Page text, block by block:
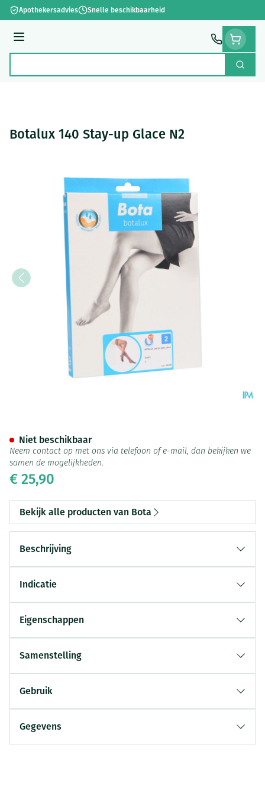
Ga naar de inhoud
Apothekersadvies Snelle beschikbaarheid
Menu
Zoek
Botalux 140 Stay-up Glace N2
€ 25,90
Niet beschikbaar
Neem contact op met ons via telefoon of e-mail, dan bekijken we
samen de mogelijkheden.
Bekijk alle producten van Bota
Beschrijving
Indicatie
Eigenschappen
Samenstelling
Gebruik
Gegevens